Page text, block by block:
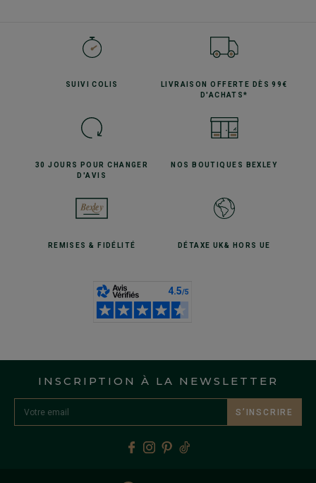
SUIVICOLIS LIVRAISON OFFERTE
DÈS 99€
D'ACHATS*
30 JOURS POURCHANGER
D'AVIS
NOS BOUTIQUES BEXLEY
REMISES& FIDÉLITÉ DÉTAXE UK& HORS UE
INSCRIPTION À LA NEWSLETTER
S’INSCRIRE